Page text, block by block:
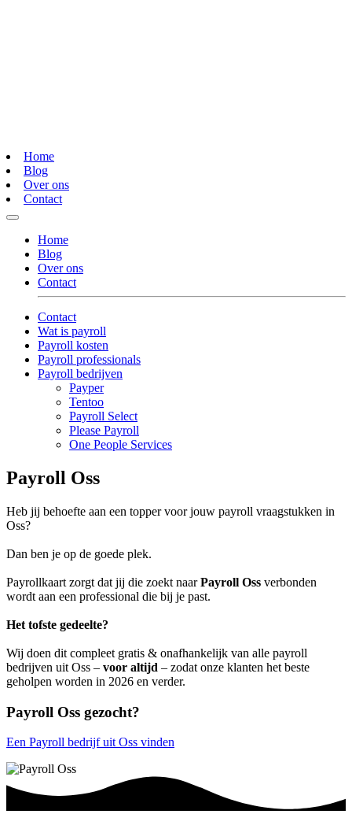
Home
Blog
Over ons
Contact
Home
Blog
Over ons
Contact
Contact
Wat is payroll
Payroll kosten
Payroll professionals
Payroll bedrijven
Payper
Tentoo
Payroll Select
Please Payroll
One People Services
Payroll Oss
Heb jij behoefte aan een topper voor jouw payroll vraagstukken in
Oss?
Dan ben je op de goede plek.
Payrollkaart zorgt dat jij die zoekt naarPayroll Oss verbonden
wordt aan een professional die bij je past.
Het tofste gedeelte?
Wij doen dit compleet gratis & onafhankelijk van alle payroll
bedrijven uit Oss – voor altijd – zodat onze klanten het beste
geholpen worden in 2026 en verder.
Payroll Oss gezocht?
Een Payroll bedrijf uit Oss vinden